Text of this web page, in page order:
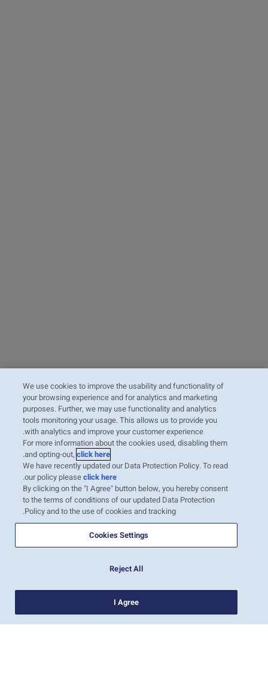
We use cookies to improve the usability and functionality of
your browsing experience and for analytics and marketing
purposes. Further, we may use functionality and analytics
tools monitoring your usage. This allows us to provide you
with analytics and improve your customer experience.
For more information about the cookies used, disabling them
and opting-out,click here
.
We have recently updated our Data Protection Policy. To read
our policy pleaseclick here
.
By clicking on the "I Agree" button below, you hereby consent
to the terms of conditions of our updated Data Protection
Policy and to the use of cookies and tracking.
Cookies Settings
Reject All
I Agree